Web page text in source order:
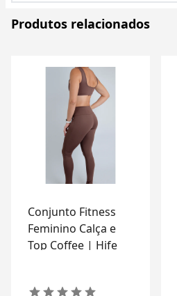
Produtos relacionados
Conjunto Fitness
Feminino Calça e
Top Coffee | Hife